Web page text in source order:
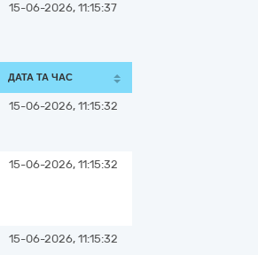
15-06-2026, 11:15:37
ДАТА ТА ЧАС
15-06-2026, 11:15:32
15-06-2026, 11:15:32
15-06-2026, 11:15:32